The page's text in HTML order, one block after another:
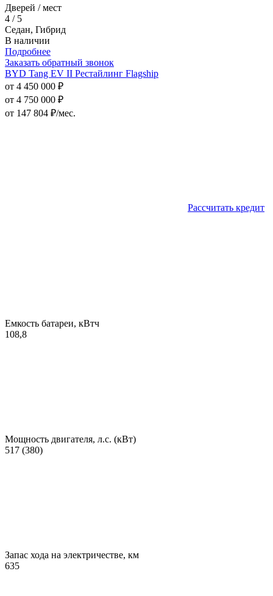
Дверей / мест
4 / 5
Седан, Гибрид
В наличии
Подробнее
Заказать обратный звонок
BYD Tang EV II Рестайлинг Flagship
от 4 450 000 ₽
от 4 750 000 ₽
от 147 804 ₽/мес.
Рассчитать кредит
Емкость батареи, кВтч
108,8
Мощность двигателя, л.с. (кВт)
517 (380)
Запас хода на электричестве, км
635